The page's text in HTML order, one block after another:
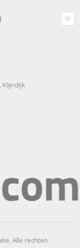
Klijndijk
Alle rechten